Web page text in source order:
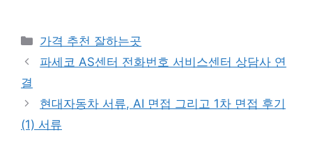
카
테
고
가격 추천 잘하는곳
파세코 AS센터 전화번호 서비스센터 상담사 연
결
현대자동차 서류, AI 면접 그리고 1차 면접 후기
(1) 서류